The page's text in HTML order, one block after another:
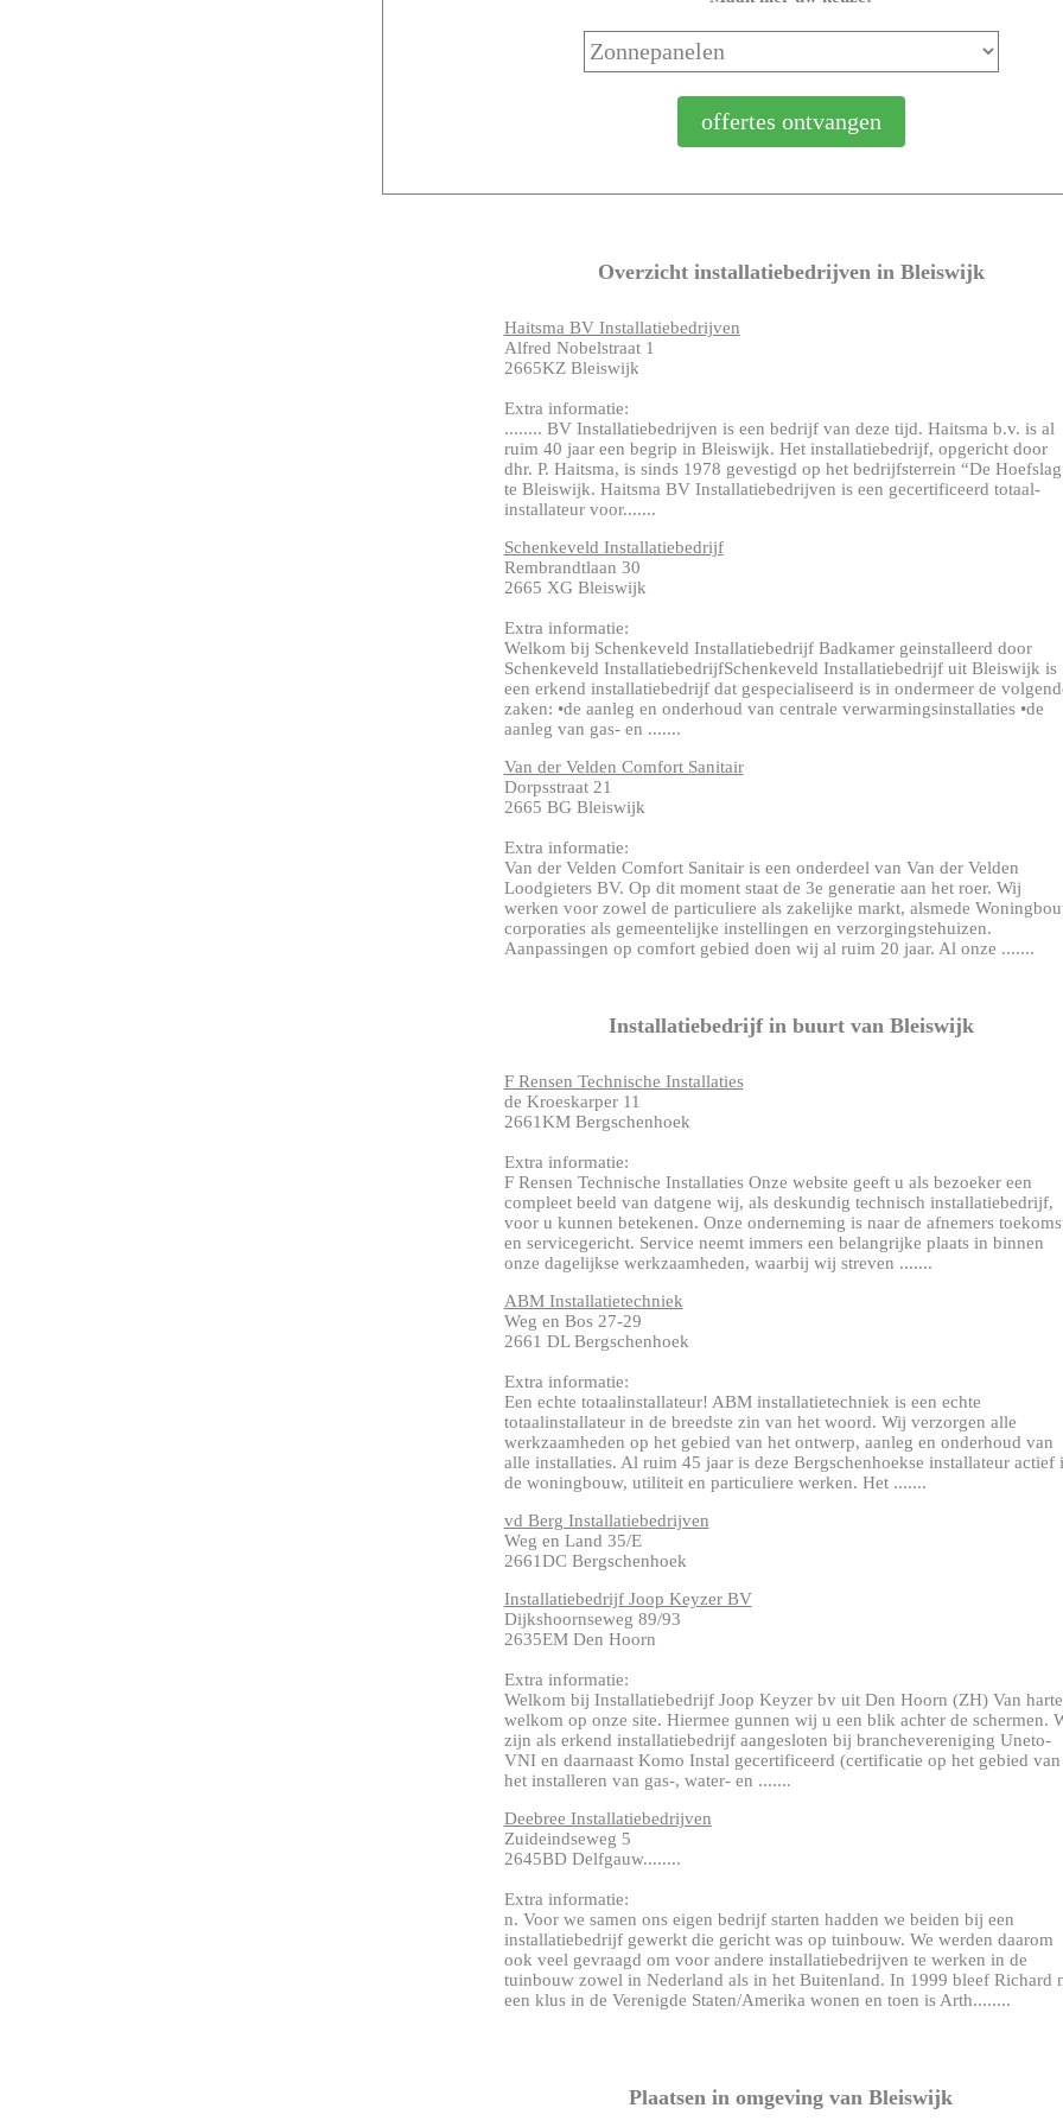
Overzicht installatiebedrijven in Bleiswijk
Haitsma BV Installatiebedrijven
Alfred Nobelstraat 1
2665KZ Bleiswijk
Extra informatie:
........ BV Installatiebedrijven is een bedrijf van deze tijd. Haitsma b.v. is al
ruim 40 jaar een begrip in Bleiswijk. Het installatiebedrijf, opgericht door
dhr. P. Haitsma, is sinds 1978 gevestigd op het bedrijfsterrein “De
te Bleiswijk. Haitsma BV Installatiebedrijven is een gecertificeerd totaal-
installateur voor.......
Schenkeveld Installatiebedrijf
Rembrandtlaan 30
2665 XG Bleiswijk
Extra informatie:
Welkom bij Schenkeveld Installatiebedrijf Badkamer geinstalleerd door
Schenkeveld InstallatiebedrijfSchenkeveld Installatiebedrijf uit Bleiswijk is
een erkend installatiebedrijf dat gespecialiseerd is in ondermeer de
zaken: •de aanleg en onderhoud van centrale verwarmingsinstallaties •de
aanleg van gas- en .......
Van der Velden Comfort Sanitair
Dorpsstraat 21
2665 BG Bleiswijk
Extra informatie:
Van der Velden Comfort Sanitair is een onderdeel van Van der Velden
Loodgieters BV. Op dit moment staat de 3e generatie aan het roer. Wij
werken voor zowel de particuliere als zakelijke markt, alsmede
corporaties als gemeentelijke instellingen en verzorgingstehuizen.
Aanpassingen op comfort gebied doen wij al ruim 20 jaar. Al onze .......
Installatiebedrijf in buurt van Bleiswijk
F Rensen Technische Installaties
de Kroeskarper 11
2661KM Bergschenhoek
Extra informatie:
F Rensen Technische Installaties Onze website geeft u als bezoeker een
compleet beeld van datgene wij, als deskundig technisch installatiebedrijf,
voor u kunnen betekenen. Onze onderneming is naar de afnemers
en servicegericht. Service neemt immers een belangrijke plaats in binnen
onze dagelijkse werkzaamheden, waarbij wij streven .......
ABM Installatietechniek
Weg en Bos 27-29
2661 DL Bergschenhoek
Extra informatie:
Een echte totaalinstallateur! ABM installatietechniek is een echte
totaalinstallateur in de breedste zin van het woord. Wij verzorgen alle
werkzaamheden op het gebied van het ontwerp, aanleg en onderhoud van
alle installaties. Al ruim 45 jaar is deze Bergschenhoekse installateur actief
de woningbouw, utiliteit en particuliere werken. Het .......
vd Berg Installatiebedrijven
Weg en Land 35/E
2661DC Bergschenhoek
Installatiebedrijf Joop Keyzer BV
Dijkshoornseweg 89/93
2635EM Den Hoorn
Extra informatie:
Welkom bij Installatiebedrijf Joop Keyzer bv uit Den Hoorn (ZH) Van harte
welkom op onze site. Hiermee gunnen wij u een blik achter de schermen.
zijn als erkend installatiebedrijf aangesloten bij branchevereniging Uneto-
VNI en daarnaast Komo Instal gecertificeerd (certificatie op het gebied van
het installeren van gas-, water- en .......
Deebree Installatiebedrijven
Zuideindseweg 5
2645BD Delfgauw........
Extra informatie:
n. Voor we samen ons eigen bedrijf starten hadden we beiden bij een
installatiebedrijf gewerkt die gericht was op tuinbouw. We werden daarom
ook veel gevraagd om voor andere installatiebedrijven te werken in de
tuinbouw zowel in Nederland als in het Buitenland. In 1999 bleef Richard
een klus in de Verenigde Staten/Amerika wonen en toen is Arth........
Plaatsen in omgeving van Bleiswijk